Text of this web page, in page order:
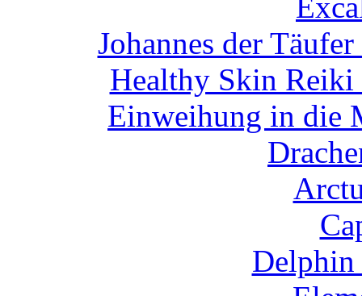
Johannes der
Healthy Skin
Einweihung in die